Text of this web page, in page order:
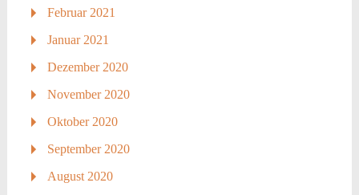
Februar 2021
Januar 2021
Dezember 2020
November 2020
Oktober 2020
September 2020
August 2020